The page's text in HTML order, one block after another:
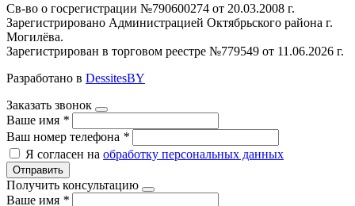
Св-во о госрегистрации №790600274 от 20.03.2008 г.
Зарегистрировано Администрацией Октябрьского района г.
Могилёва.
Зарегистрирован в торговом реестре №779549 от 11.06.2026 г.
Разработано в DessitesBY
Заказать звонок
Ваше имя *
Ваш номер телефона *
Я согласен на обработку персональных данных
Отправить
Получить консультацию
Ваше имя *